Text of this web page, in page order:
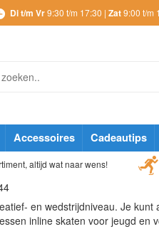
Di t/m Vr9:30 t/m 17:30 | Zat9:00 t/m
Accessoires Cadeautips
altijd wat naar wens!
en wedstrijdniveau. Je
inline skaten voor jeugd en